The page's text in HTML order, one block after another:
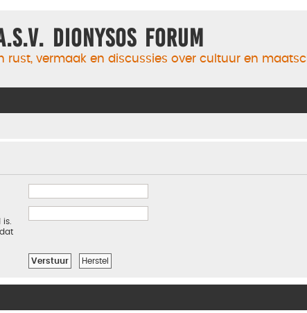
Dionysos Forum
rust, vermaak en discussies over cultuur en